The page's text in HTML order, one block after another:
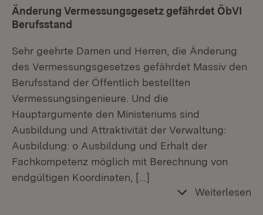
Änderung Vermessungsgesetz gefährdet ÖbVI
Berufsstand
Sehr geehrte Damen und Herren, die Änderung
des Vermessungsgesetzes gefährdet Massiv den
Berufsstand der Öffentlich bestellten
Vermessungsingenieure. Und die
Hauptargumente den Ministeriums sind
Ausbildung und Attraktivität der Verwaltung:
Ausbildung: o Ausbildung und Erhalt der
Fachkompetenz möglich mit Berechnung von
endgültigen Koordinaten,
[…]
Weiterlesen